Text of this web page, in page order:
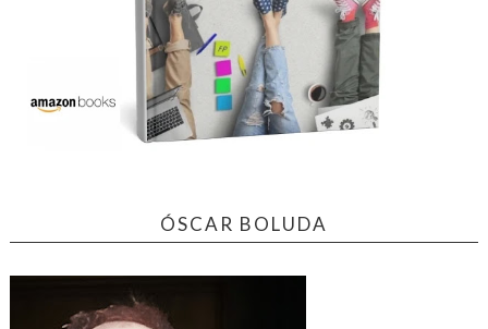
ÓSCAR BOLUDA